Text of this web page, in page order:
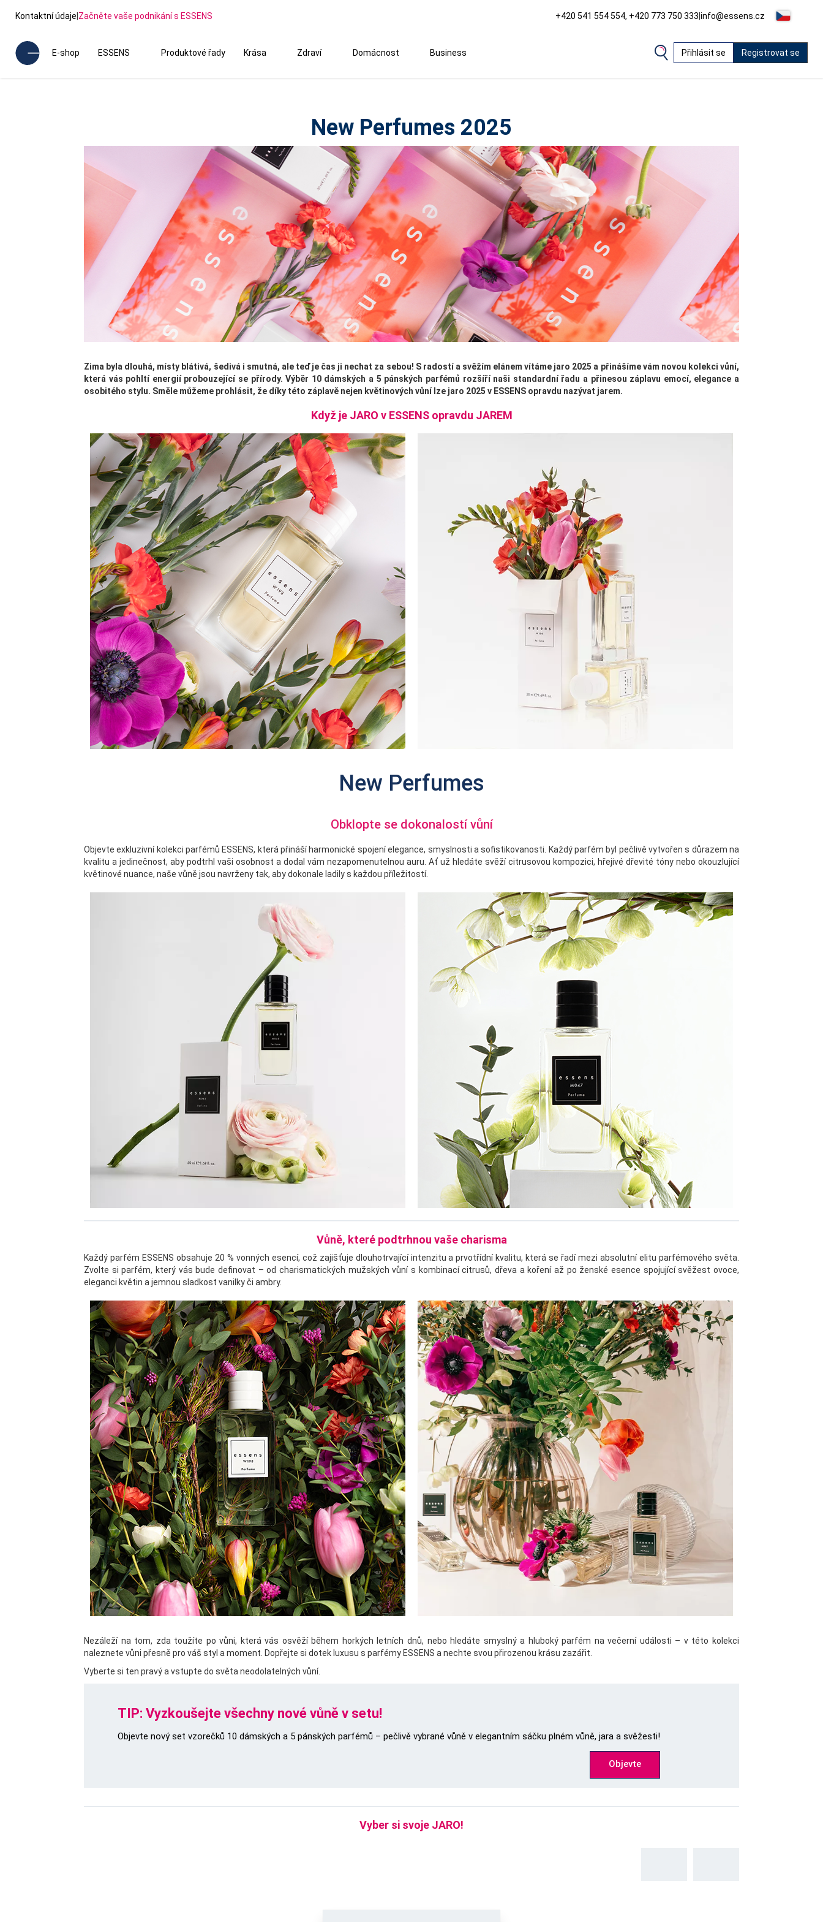
Kontaktní údaje|Začněte vaše podnikání s ESSENS +420 541 554 554, +420 773 750 333|info@essens.cz
E-shop ESSENS Produktové řady Krása Zdraví Domácnost Business Přihlásit se Registrovat se
New Perfumes 2025
Zima byla dlouhá, místy blátivá, šedivá i smutná, ale teď je čas ji nechat za sebou! S radostí a svěžím elánem vítáme jaro 2025 a přinášíme vám novou kolekci vůní,
která vás pohltí energií probouzející se přírody. Výběr 10 dámských a 5 pánských parfémů rozšíří naši standardní řadu a přinesou záplavu emocí, elegance a
osobitého stylu. Směle můžeme prohlásit, že díky této záplavě nejen květinových vůní lze jaro 2025 v ESSENS opravdu nazývat jarem.
Když je JARO v ESSENS opravdu JAREM
New Perfumes
Obklopte se dokonalostí vůní
Objevte exkluzivní kolekci parfémů ESSENS, která přináší harmonické spojení elegance, smyslnosti a sofistikovanosti. Každý parfém byl pečlivě vytvořen s důrazem na
kvalitu a jedinečnost, aby podtrhl vaši osobnost a dodal vám nezapomenutelnou auru. Ať už hledáte svěží citrusovou kompozici, hřejivé dřevité tóny nebo okouzlující
květinové nuance, naše vůně jsou navrženy tak, aby dokonale ladily s každou příležitostí.
Vůně, které podtrhnou vaše charisma
Každý parfém ESSENS obsahuje 20 % vonných esencí, což zajišťuje dlouhotrvající intenzitu a prvotřídní kvalitu, která se řadí mezi absolutní elitu parfémového světa.
Zvolte si parfém, který vás bude definovat – od charismatických mužských vůní s kombinací citrusů, dřeva a koření až po ženské esence spojující svěžest ovoce,
eleganci květin a jemnou sladkost vanilky či ambry.
Nezáleží na tom, zda toužíte po vůni, která vás osvěží během horkých letních dnů, nebo hledáte smyslný a hluboký parfém na večerní události – v této kolekci
naleznete vůni přesně pro váš styl a moment. Dopřejte si dotek luxusu s parfémy ESSENS a nechte svou přirozenou krásu zazářit.
Vyberte si ten pravý a vstupte do světa neodolatelných vůní.
TIP: Vyzkoušejte všechny nové vůně v setu!
Objevte nový set vzorečků 10 dámských a 5 pánských parfémů – pečlivě vybrané vůně v elegantním sáčku plném vůně, jara a svěžesti!
Objevte
Vyber si svoje JARO!